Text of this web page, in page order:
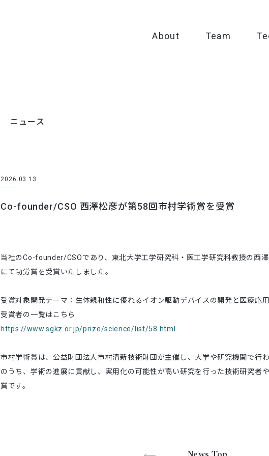
About Team
ニュース
2026.03.13
Co-founder/CSO 西澤松彦が第58回市村学術賞を受賞
当社のCo-founder/CSOであり、東北大学工学研究科・医工学研究科教授の西
にて功労賞を受賞いたしました。
受賞対象開発テーマ：生体親和性に優れるイオン駆動デバイスの開発と医療応用
受賞者の一覧はこちら
https://www.sgkz.or.jp/prize/science/list/58.html
市村学術賞は、公益財団法人市村清新技術財団が主催し、大学や研究機関で行
のうち、学術の進展に貢献し、実用化の可能性が高い研究を行った技術研究者
賞です。